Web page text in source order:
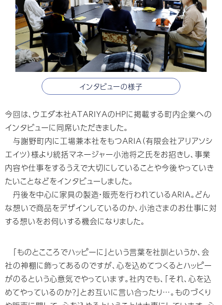
インタビューの様子
今回は、ウエダ本社ATARIYAのHPに掲載する町内企業への
インタビューに同席いただきました。
与謝野町内に工場兼本社をもつARIA（有限会社アリアソシ
エイツ）様より統括マネージャー小池将之氏をお招きし、事業
内容や仕事をするうえで大切にしていることや今後やっていき
たいことなどをインタビューしました。
丹後を中心に家具の製造・販売を行われているARIA。どん
な想いで商品をデザインしているのか、小池さまのお仕事に対
する想いをお伺いする機会になりました。
「ものとこころでハッピーに」という言葉を社訓というか、会
社の神棚に飾ってあるのですが、心を込めてつくるとハッピー
がのるという心意気でやっています。社内でも、「それ、心を込
めてやっているのか？」とお互いに言い合ったり…。ものづくり